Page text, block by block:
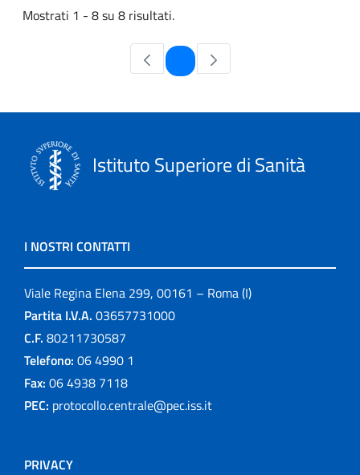
Mostrati 1 - 8 su 8 risultati.
Pagina
Istituto Superiore di Sanità
I NOSTRI CONTATTI
Viale Regina Elena 299, 00161 – Roma (I)
Partita I.V.A. 03657731000
C.F. 80211730587
Telefono: 06 4990 1
Fax: 06 4938 7118
PEC: protocollo.centrale@pec.iss.it
PRIVACY